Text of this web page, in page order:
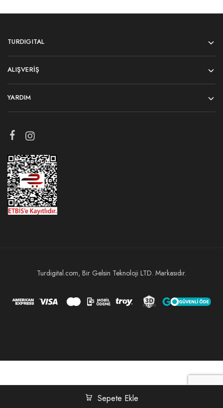
TURDIGITAL
ALIŞVERIŞ
YARDIM
Turdigital.com, Bir Gelsin Teknoloji LTD. Markasıdır.
Sepete Ekle